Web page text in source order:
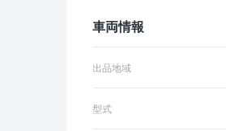
車両情報
出品地域
型式